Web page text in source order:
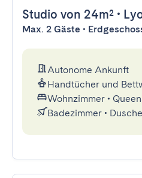
Studio von 24m² •
Max. 2 Gäste •
Autonome Ankunft
Handtücher und
Wohnzimmer •
Badezimmer • Dusche